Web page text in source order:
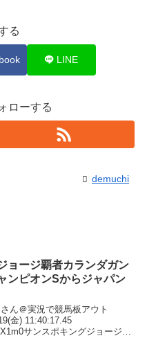
る
LINE
ローする
demuchi
ョージ覇者カランダガン
ンピオンSからジャパン
ん＠実況で競馬板アウト
金) 11:40:17.45
サンスポキングジョージ覇